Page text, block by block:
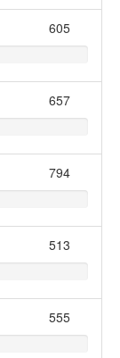
605
657
794
513
555